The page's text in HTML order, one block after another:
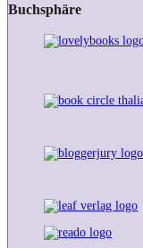
Buchsphäre